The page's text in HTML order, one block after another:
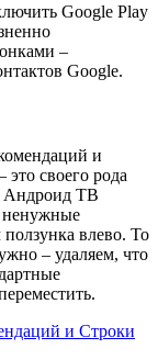
Google Play
–
Google.
и
своего рода
Андроид ТВ
ненужные
влево. То
– удаляем, что